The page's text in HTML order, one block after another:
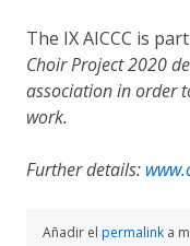
The IX AICCC is
Choir Project 2020
association in order
work.
Further details:
Añadir el permalink a